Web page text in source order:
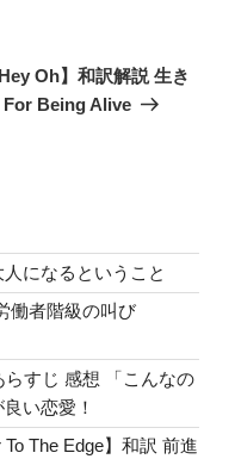
Oh】和訳解説 生き
For Being Alive
になるということ
働者階級の叫び
すじ 感想 「こんなの
い恋愛！
To The Edge】和訳 前進